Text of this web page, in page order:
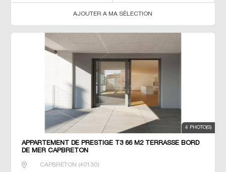
AJOUTER A MA SÉLECTION
4 PHOTO(S)
APPARTEMENT DE PRESTIGE T3 66 M2 TERRASSE BORD
DE MER CAPBRETON
CAPBRETON (40130)